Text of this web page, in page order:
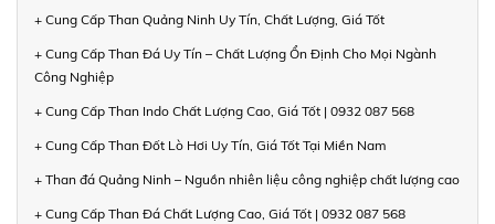
+ Cung Cấp Than Quảng Ninh Uy Tín, Chất Lượng, Giá Tốt
+ Cung Cấp Than Đá Uy Tín – Chất Lượng Ổn Định Cho Mọi Ngành
Công Nghiệp
+ Cung Cấp Than Indo Chất Lượng Cao, Giá Tốt | 0932 087 568
+ Cung Cấp Than Đốt Lò Hơi Uy Tín, Giá Tốt Tại Miền Nam
+ Than đá Quảng Ninh – Nguồn nhiên liệu công nghiệp chất lượng cao
+ Cung Cấp Than Đá Chất Lượng Cao, Giá Tốt | 0932 087 568